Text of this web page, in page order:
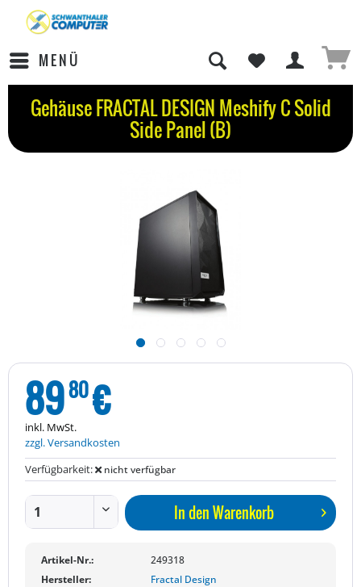
MENÜ
Gehäuse FRACTAL DESIGN Meshify C Solid
Side Panel (B)
8980€
inkl. MwSt.
zzgl. Versandkosten
Verfügbarkeit:
nicht verfügbar
In denWarenkorb
Artikel-Nr.:
249318
Hersteller:
Fractal Design